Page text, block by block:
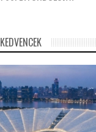
KEDVENCEK